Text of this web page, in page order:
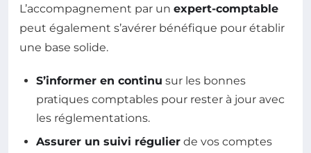
L’accompagnement par un expert-comptable
peut également s’avérer bénéfique pour établir
une base solide.
S’informer en continu sur les bonnes
pratiques comptables pour rester à jour avec
les réglementations.
Assurer un suivi régulier de vos comptes